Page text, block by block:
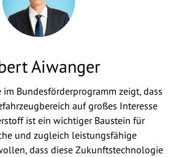
Aiwanger
im Bundesförderprogramm zeigt, dass
auf großes Interesse
ist ein wichtiger Baustein für
und zugleich leistungsfähige
dass diese Zukunftstechnologie